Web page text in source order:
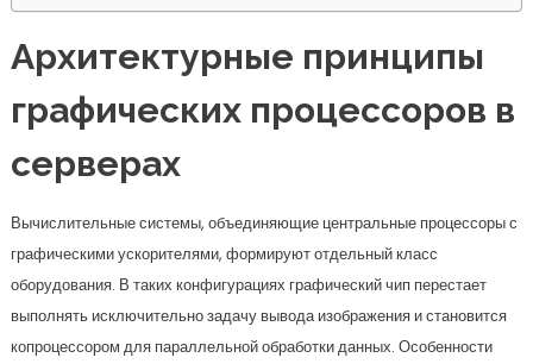
Архитектурные принципы
графических процессоров в
серверах
Вычислительные системы, объединяющие центральные процессоры с
графическими ускорителями, формируют отдельный класс
оборудования. В таких конфигурациях графический чип перестает
выполнять исключительно задачу вывода изображения и становится
копроцессором для параллельной обработки данных. Особенности